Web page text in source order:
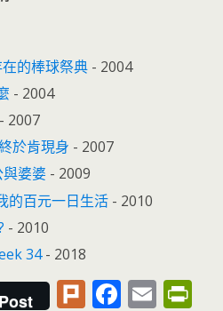
的棒球祭典 - 2004
- 2004
- 2007
於肯現身 - 2007
婆婆 - 2009
的百元一日生活 - 2010
- 2010
34- 2018
Post Pl F E